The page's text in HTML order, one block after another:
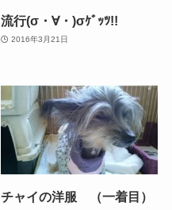
流行(σ・∀・)σｹﾞｯﾂ!!
2016年3月21日
チャイの洋服 （一着目）